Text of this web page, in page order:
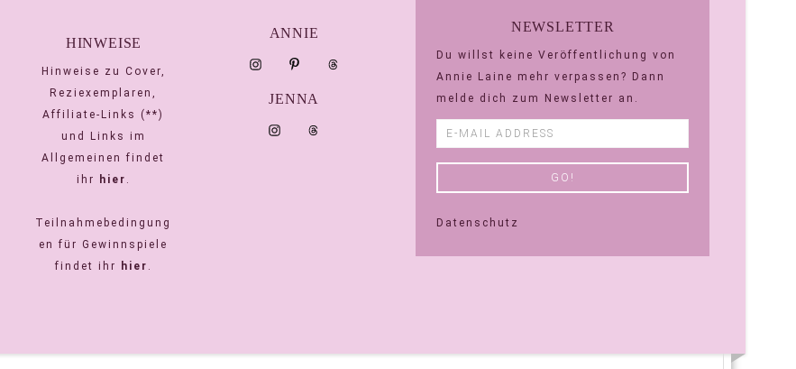
HINWEISE
Hinweise zu Cover,
Reziexemplaren,
Affiliate-Links (**)
und Links im
Allgemeinen findet
ihr
hier .
Teilnahmebedingung
en für Gewinnspiele
findet ihr
hier .
ANNIE
JENNA
NEWSLETTER
Du willst keine Veröffentlichung von
Annie Laine mehr verpassen? Dann
melde dich zum Newsletter an.
Datenschutz